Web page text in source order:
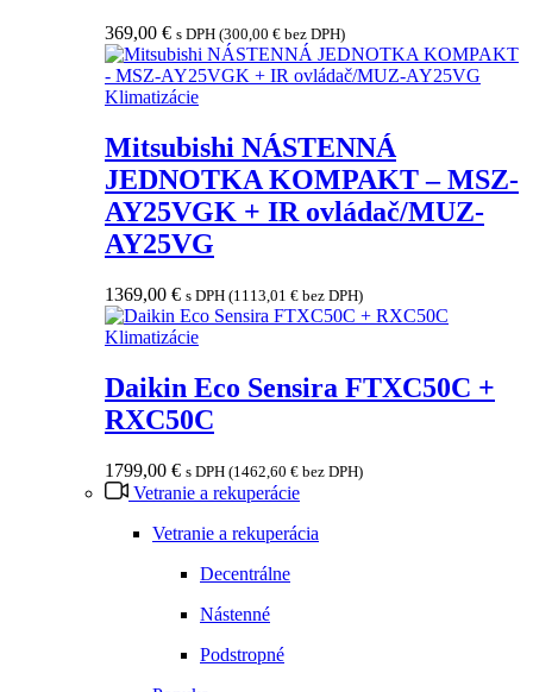
369,00 € s DPH (300,00 € bez DPH)
Klimatizácie
Mitsubishi NÁSTENNÁ
JEDNOTKA KOMPAKT – MSZ-
AY25VGK + IR ovládač/MUZ-
AY25VG
1369,00 € s DPH (1113,01 € bez DPH)
Klimatizácie
Daikin Eco Sensira FTXC50C +
RXC50C
1799,00 € s DPH (1462,60 € bez DPH)
Vetranie a rekuperácie
Vetranie a rekuperácia
Decentrálne
Nástenné
Podstropné